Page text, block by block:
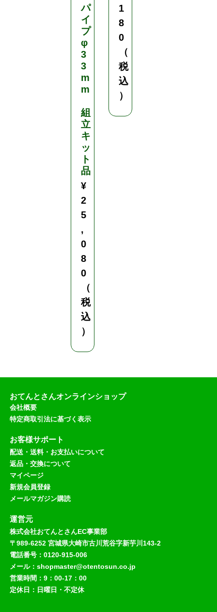
パ
イ
プ
φ
3
3
m
m
組
立
キ
ッ
ト
品
¥
2
5
,
0
8
0
（
税
込
）
1
8
0
（
税
込
）
おてんとさんオンラインショップ
会社概要
特定商取引法に基づく表示
お客様サポート
配送・送料・お支払いについて
返品・交換について
マイページ
新規会員登録
メールマガジン購読
運営元
株式会社おてんとさんEC事業部
〒989-6252 宮城県大崎市古川荒谷字新芋川143-2
電話番号：0120-915-006
メール：shopmaster@otentosun.co.jp
営業時間：9：00-17：00
定休日：日曜日・不定休